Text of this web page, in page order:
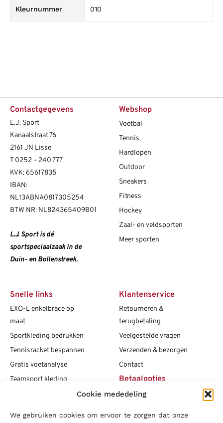
Cookie mededeling
We gebruiken cookies om ervoor te zorgen dat onze
Kleurnummer 010
Contactgegevens
L.J. Sport
Kanaalstraat 76
2161 JN Lisse
T 0252 – 240 777
KVK: 65617835
IBAN:
NL13ABNA0817305254
BTW NR: NL824365409B01
L.J. Sport is dé
sportspeciaalzaak in de
Duin- en Bollenstreek.
Webshop
Voetbal
Tennis
Hardlopen
Outdoor
Sneakers
Fitness
Hockey
Zaal- en veldsporten
Meer sporten
Snelle links
EXO-L enkelbrace op
maat
Sportkleding bedrukken
Tennisracket bespannen
Gratis voetanalyse
Teamsport kleding
Klantenservice
Retourneren &
terugbetaling
Veelgestelde vragen
Verzenden & bezorgen
Contact
Betaalopties
Social media